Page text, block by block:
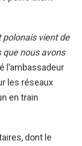
polonais vient de
que nous avons
l’ambassadeur
les réseaux
en train
dont le